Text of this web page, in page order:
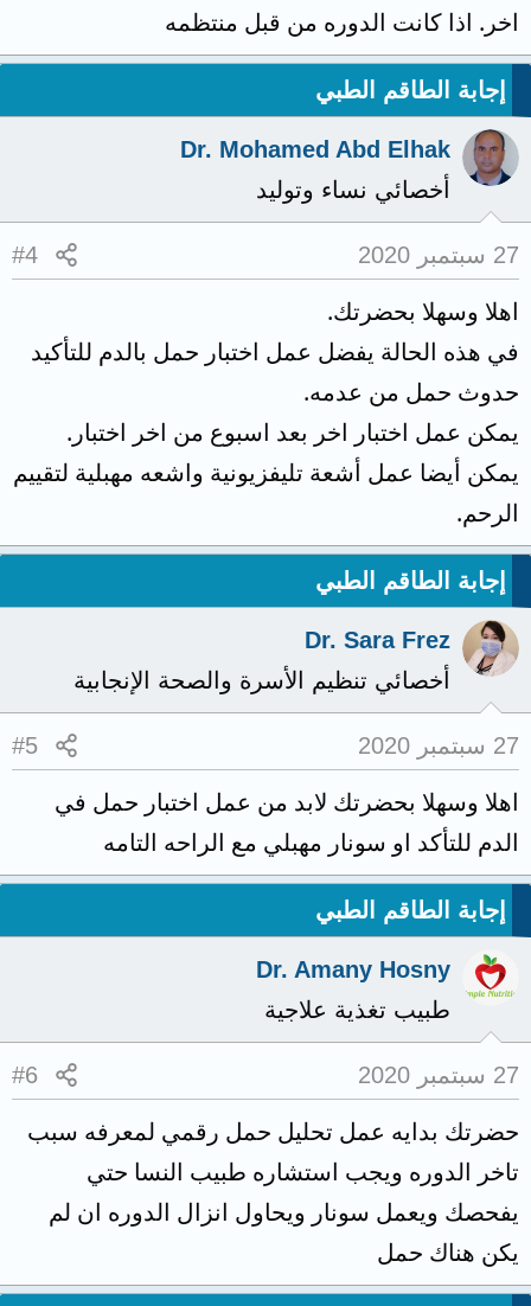
اخر. اذا كانت الدوره من قبل منتظمه
إجابة الطاقم الطبي
Dr. Mohamed Abd Elhak
أخصائي نساء وتوليد
27 سبتمبر 2020 #4
اهلا وسهلا بحضرتك.
في هذه الحالة يفضل عمل اختبار حمل بالدم للتأكيد
حدوث حمل من عدمه.
يمكن عمل اختبار اخر بعد اسبوع من اخر اختبار.
يمكن أيضا عمل أشعة تليفزيونية واشعه مهبلية لتقييم
الرحم.
إجابة الطاقم الطبي
Dr. Sara Frez
أخصائي تنظيم الأسرة والصحة الإنجابية
27 سبتمبر 2020 #5
اهلا وسهلا بحضرتك لابد من عمل اختبار حمل في
الدم للتأكد او سونار مهبلي مع الراحه التامه
إجابة الطاقم الطبي
Dr. Amany Hosny
طبيب تغذية علاجية
27 سبتمبر 2020 #6
حضرتك بدايه عمل تحليل حمل رقمي لمعرفه سبب
تاخر الدوره ويجب استشاره طبيب النسا حتي
يفحصك ويعمل سونار ويحاول انزال الدوره ان لم
يكن هناك حمل